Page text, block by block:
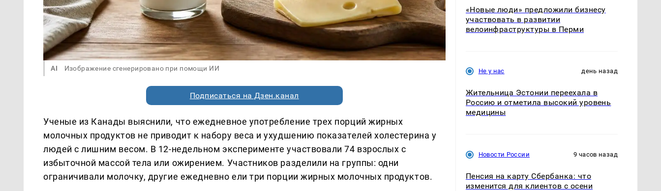
AI Изображение сгенерировано при помощи ИИ
Подписаться на Дзен.канал
Ученые из Канады выяснили, что ежедневное употребление трех порций жирных
молочных продуктов не приводит к набору веса и ухудшению показателей холестерина у
людей с лишним весом. В 12-недельном эксперименте участвовали 74 взрослых с
избыточной массой тела или ожирением. Участников разделили на группы: одни
ограничивали молочку, другие ежедневно ели три порции жирных молочных продуктов.
«Новые люди» предложили бизнесу
участвовать в развитии
велоинфраструктуры в Перми
Не у нас день назад
Жительница Эстонии переехала в
Россию и отметила высокий уровень
медицины
Новости России 9 часов назад
Пенсия на карту Сбербанка: что
изменится для клиентов с осени